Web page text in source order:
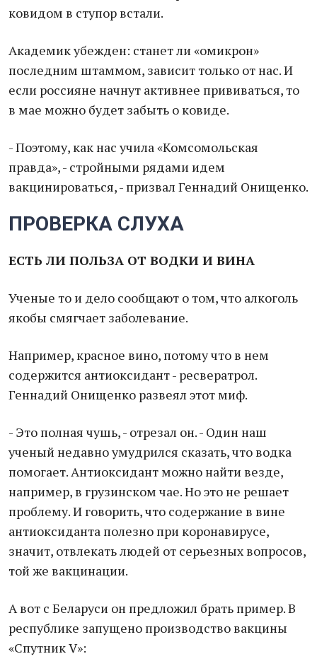
ковидом в ступор встали.
Академик убежден: станет ли «омикрон»
последним штаммом, зависит только от нас. И
если россияне начнут активнее прививаться, то
в мае можно будет забыть о ковиде.
- Поэтому, как нас учила «Комсомольская
правда», - стройными рядами идем
вакцинироваться, - призвал Геннадий Онищенко.
ПРОВЕРКА СЛУХА
ЕСТЬ ЛИ ПОЛЬЗА ОТ ВОДКИ И ВИНА
Ученые то и дело сообщают о том, что алкоголь
якобы смягчает заболевание.
Например, красное вино, потому что в нем
содержится антиоксидант - ресвератрол.
Геннадий Онищенко развеял этот миф.
- Это полная чушь, - отрезал он. - Один наш
ученый недавно умудрился сказать, что водка
помогает. Антиоксидант можно найти везде,
например, в грузинском чае. Но это не решает
проблему. И говорить, что содержание в вине
антиоксиданта полезно при коронавирусе,
значит, отвлекать людей от серьезных вопросов,
той же вакцинации.
А вот с Беларуси он предложил брать пример. В
республике запущено производство вакцины
«Спутник V»: